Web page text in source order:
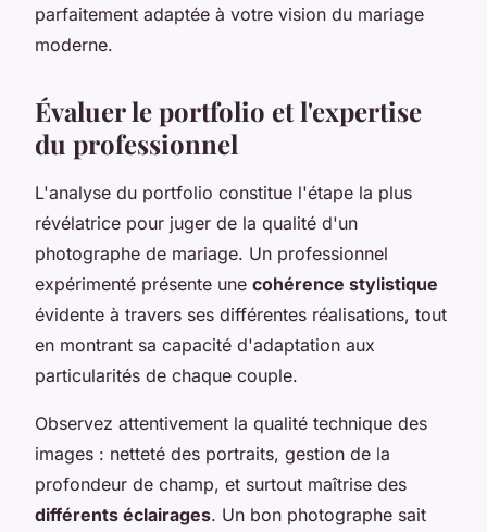
parfaitement adaptée à votre vision du mariage
moderne.
Évaluer le portfolio et l'expertise
du professionnel
L'analyse du portfolio constitue l'étape la plus
révélatrice pour juger de la qualité d'un
photographe de mariage. Un professionnel
expérimenté présente une cohérence stylistique
évidente à travers ses différentes réalisations, tout
en montrant sa capacité d'adaptation aux
particularités de chaque couple.
Observez attentivement la qualité technique des
images : netteté des portraits, gestion de la
profondeur de champ, et surtout maîtrise des
différents éclairages. Un bon photographe sait